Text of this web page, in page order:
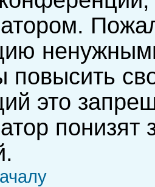
повысить
это
понизят